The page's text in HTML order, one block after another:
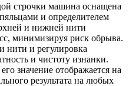
строчки машина оснащена
и определителем
и нижней нити
минимизируя риск обрыва.
нити и регулировка
и чистоту изнанки.
значение отображается на
результата на любых